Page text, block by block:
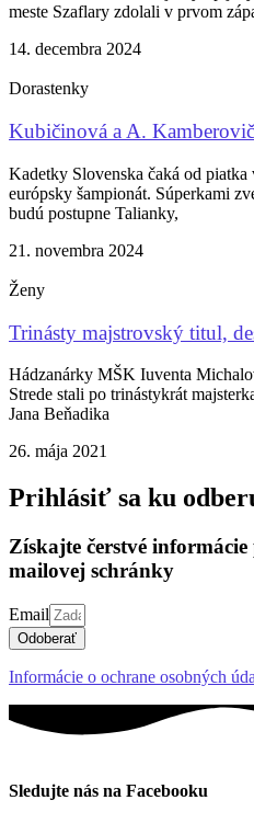
meste Szaflary zdolali v prvom
14. decembra 2024
Dorastenky
Kubičinová a A.
Kadetky Slovenska čaká od
európsky šampionát. Súperkami
budú postupne Talianky,
21. novembra 2024
Ženy
Trinásty majstrovský titul,
Hádzanárky MŠK Iuventa
Strede stali po trinástykrát
Jana Beňadika
26. mája 2021
Prihlásiť sa ku
Získajte čerstvé
mailovej schránky
Email
Odoberať
Informácie o ochrane osobných
Sledujte nás na Facebooku